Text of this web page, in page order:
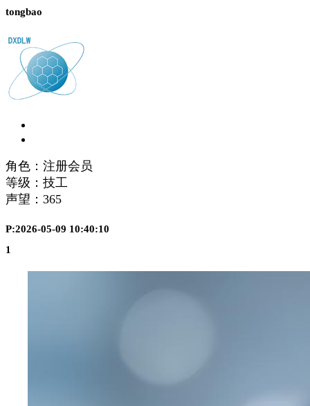
tongbao
角色：注册会员
等级：技工
声望： 365
P:2026-05-09 10:40:10
1